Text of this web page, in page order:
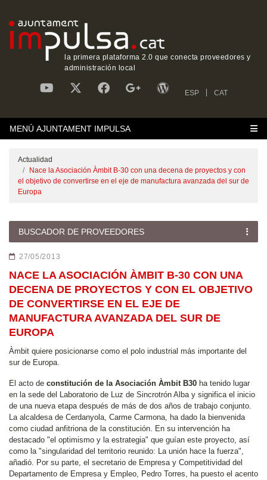
la primera plataforma 2.0 que conecta proveedores y
administración local
ESP CAT
MENÚ AJUNTAMENT IMPULSA
Actualidad
Nace la Asociación Àmbit B-30 con una decena de proyectos y con
el objetivo de convertirse en el eje de manufactura avanzada del sur de
Europa
BUSCADOR DE PROVEEDORES
27/05/2013
NACE LA ASOCIACIÓN ÀMBIT B-30 CON UNA
DECENA DE PROYECTOS Y CON EL OBJETIVO
DE CONVERTIRSE EN EL EJE DE
MANUFACTURA AVANZADA DEL SUR DE
EUROPA
Àmbit quiere posicionarse como el polo industrial más importante del
sur de Europa.
El acto de constitución de la Asociación Àmbit B30 ha tenido lugar
en la sede del Laboratorio de Luz de Sincrotrón Alba y significa el inicio
de una nueva etapa después de más de dos años de trabajo conjunto.
La alcaldesa de Cerdanyola, Carme Carmona, ha dado la bienvenida
como ciudad anfitriona de la constitución. En su intervención ha
destacado "el optimismo y la estrategia" que guían este proyecto, así
como la "singularidad del territorio reunido: La unión hace la fuerza",
añadió. Por su parte, el secretario de Empresa y Competitividad del
Departamento de Empresa y Empleo, Pedro Torres, ha puesto el acento